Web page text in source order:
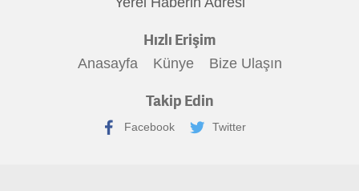
Hızlı Erişim
Anasayfa Künye Bize Ulaşın
Takip Edin
Facebook Twitter